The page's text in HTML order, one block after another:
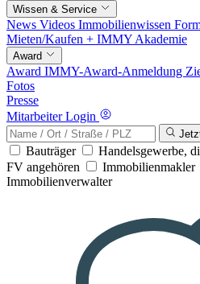
Wissen & Service
News Videos Immobilienwissen
Mieten/Kaufen + IMMY Akademie
Award
Award IMMY-Award-Anmeldung
Fotos
Presse
Mitarbeiter Login
Bauträger
Handelsgewerbe,
FV angehören
Immobilienmakler
Immobilienverwalter